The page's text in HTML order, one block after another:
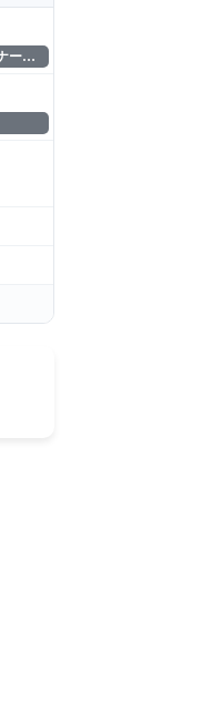
月夜の白カルボナーラ発売